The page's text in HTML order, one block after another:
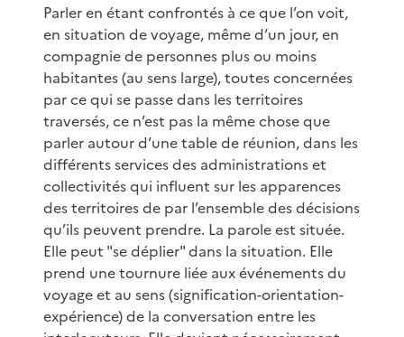
Parler en étant confrontés à ce que l’on voit,
en situation de voyage, même d’un jour, en
compagnie de personnes plus ou moins
habitantes (au sens large), toutes concernées
par ce qui se passe dans les territoires
traversés, ce n’est pas la même chose que
parler autour d’une table de réunion, dans les
différents services des administrations et
collectivités qui influent sur les apparences
des territoires de par l’ensemble des décisions
qu’ils peuvent prendre. La parole est située.
Elle peut "se déplier" dans la situation. Elle
prend une tournure liée aux événements du
voyage et au sens (signification-orientation-
expérience) de la conversation entre les